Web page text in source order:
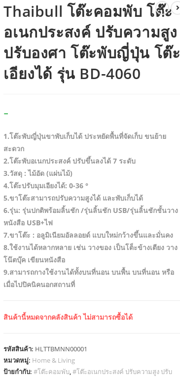
Thaibull โต๊ะคอมพับ โต๊ะ
อเนกประสงค์ ปรับความสูง
ปรับองศา โต๊ะพับญี่ปุ่น โต๊ะ
เอียงได้ รุ่น BD-4060
-
1.โต๊ะพับญี่ปุ่นขาพับเก็บได้ ประหยัดพื้นที่จัดเก็บ ขนย้าย
สะดวก
2.โต๊ะพับอเนกประสงค์ ปรับขึ้นลงได้ 7 ระดับ
3.วัสดุ : ไม้อัด (แผ่นไม้)
4.โต๊ะปรับมุมเอียงได้: 0-36 °
5.ขาโต๊ะสามารถปรับความสูงได้ และพับเก็บได้
6.รุ่น: รุ่นปกติพร้อมลิ้นชัก /รุ่นลิ้นชัก USB/รุ่นลิ้นชักชั้นวาง
หนังสือ USB+ไฟ
7.ขาโต๊ะ : อลูมิเนียมอัลลอยด์ แบบใหม่กว้างขึ้นและมั่นคง
8.ใช้งานได้หลากหลาย เช่น วางของ เป็นโต็ะข้างเตียง วาง
โน๊ตบุ๊ค เขียนหนังสือ
9.สามารถกางใช้งานได้ทั้งบนที่นอน บนพื้น บนที่นอน หรือ
เมื่อไปปิคนิคนอกสถานที่
สินค้านี้หมดจากคลังสินค้า ไม่สามารถซื้อได้
รหัสสินค้า: HLTTBMNN00001
หมวดหมู่: Home & Living
ป้ายกำกับ:#โต๊ะคอมพับ,#โต๊ะอเนกประสงค์ ปรับความสูง ปรับ